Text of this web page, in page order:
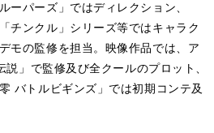
ーパーズ」ではディレクション、
チンクル」シリーズ等ではキャラク
モの監修を担当。映像作品では、ア
」で監修及び全クールのプロット、
バトルビギンズ」では初期コンテ及